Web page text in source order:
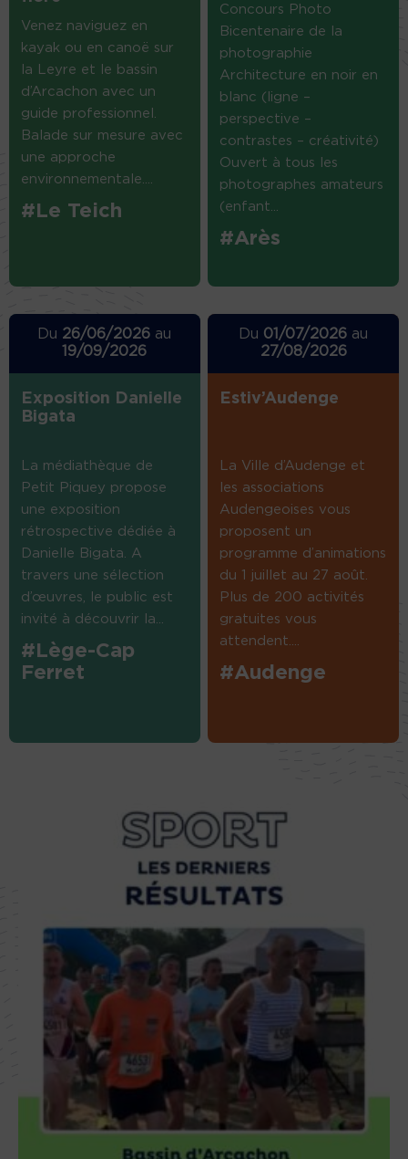
Venez naviguez en
kayak ou en canoë sur
la Leyre et le bassin
d’Arcachon avec un
guide professionnel.
Balade sur mesure avec
une approche
environnementale....
#Le Teich
Concours Photo
Bicentenaire de la
photographie
Architecture en noir en
blanc (ligne –
perspective –
contrastes – créativité)
Ouvert à tous les
photographes amateurs
(enfant...
#Arès
Du 26/06/2026 au
19/09/2026
Exposition Danielle
Bigata
La médiathèque de
Petit Piquey propose
une exposition
rétrospective dédiée à
Danielle Bigata. A
travers une sélection
d’œuvres, le public est
invité à découvrir la...
#Lège-Cap
Ferret
Du 01/07/2026 au
27/08/2026
Estiv’Audenge
La Ville d’Audenge et
les associations
Audengeoises vous
proposent un
programme d’animations
du 1 juillet au 27 août.
Plus de 200 activités
gratuites vous
attendent....
#Audenge